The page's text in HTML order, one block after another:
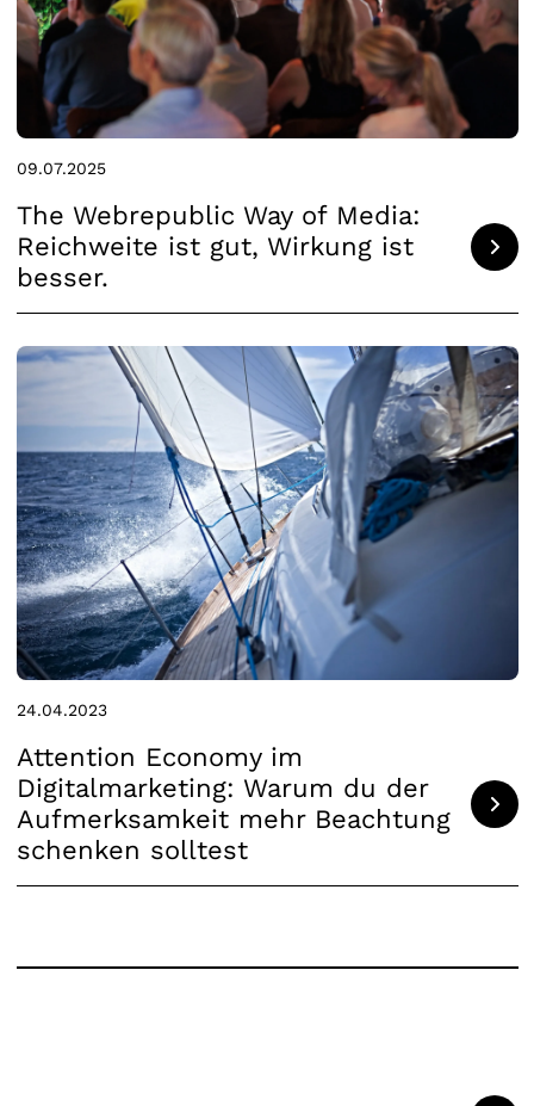
09.07.2025
The Webrepublic Way of Media:
Reichweite ist gut, Wirkung ist
besser.
24.04.2023
Attention Economy im
Digitalmarketing: Warum du der
Aufmerksamkeit mehr Beachtung
schenken solltest